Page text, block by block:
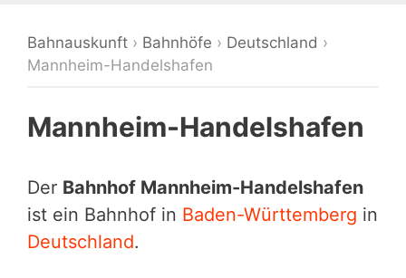
Bahnauskunft › Bahnhöfe › Deutschland ›
Mannheim-Handelshafen
Mannheim-Handelshafen
Der Bahnhof Mannheim-Handelshafen
ist ein Bahnhof in Baden-Württemberg in
Deutschland.